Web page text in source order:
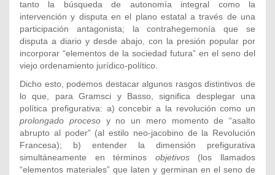
tanto la búsqueda de autonomía integral como la
intervención y disputa en el plano estatal a través de una
participación antagonista; la contrahegemonía que se
disputa a diario y desde abajo, con la presión popular por
incorporar “elementos de la sociedad futura” en el seno del
viejo ordenamiento jurídico-político.
Dicho esto, podemos destacar algunos rasgos distintivos de
lo que, para Gramsci y Basso, significa desplegar una
política prefigurativa: a) concebir a la revolución como un
prolongado procesoy no un mero momento de “asalto
abrupto al poder” (al estilo neo-jacobino de la Revolución
Francesa); b) entender la dimensión prefigurativa
simultáneamente en términos objetivos(los llamados
“elementos materiales” que laten y germinan en el seno de